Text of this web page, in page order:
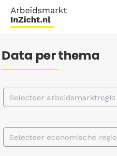
Data per thema
Selecteer arbeidsmarktregio
Selecteer economische regio